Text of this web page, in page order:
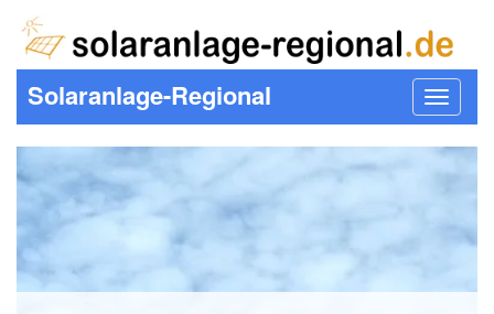
Toggle
Solaranlage-Regional